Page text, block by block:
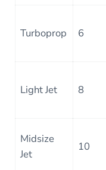
Turboprop 6
Light Jet 8
Midsize
Jet
10